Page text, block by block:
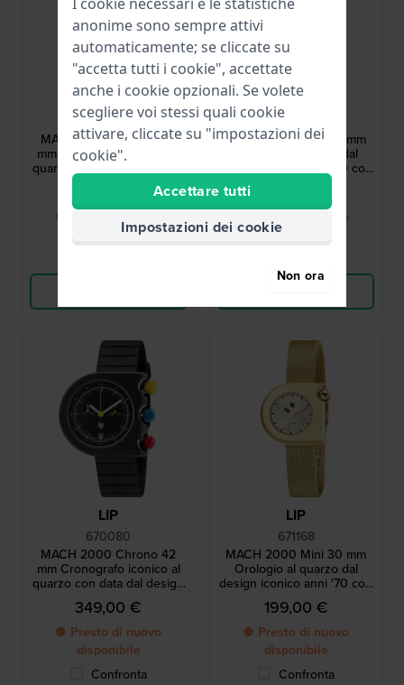
LIP
671661
MACH 2000 Chrono 42
mm Cronografo iconico al
quarzo con data dal design
● Presto di nuovo
disponibile
LIP
671190
MACH 2000 Mini 30 mm
Orologio al quarzo dal
design iconico anni '70 con
cassa asimmetrica
● Presto di nuovo
disponibile
LIP
670080
MACH 2000 Chrono 42
mm Cronografo iconico al
quarzo con data dal design
anni '70
349,00 €
● Presto di nuovo
disponibile
Confronta
LIP
671168
MACH 2000 Mini 30 mm
Orologio al quarzo dal
design iconico anni '70 con
cassa asimmetrica
199,00 €
● Presto di nuovo
disponibile
Confronta
anonime sono sempre attivi
automaticamente; se cliccate su
"accetta tutti i cookie", accettate
anche i cookie opzionali. Se volete
scegliere voi stessi quali cookie
attivare, cliccate su "impostazioni dei
cookie".
Accettare tutti
Impostazioni dei cookie
Non ora